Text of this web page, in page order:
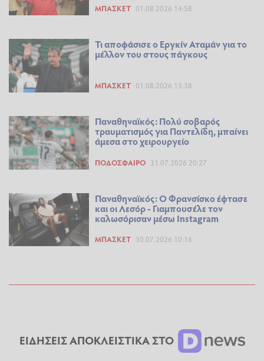
ΜΠΆΣΚΕΤ 01.08.2026 14:58
Τι αποφάσισε ο Εργκίν Αταμάν για το
μέλλον του στους πάγκους
ΜΠΆΣΚΕΤ 01.08.2026 13:38
Παναθηναϊκός: Πολύ σοβαρός
τραυματισμός για Παντελίδη, μπαίνει
άμεσα στο χειρουργείο
ΠΟΔΌΣΦΑΙΡΟ 31.07.2026 20:27
Παναθηναϊκός: Ο Φρανσίσκο έφτασε
και οι Λεσόρ - Γιαμπουσέλε τον
καλωσόρισαν μέσω Instagram
ΜΠΆΣΚΕΤ 30.07.2026 10:16
ΕΙΔΗΣΕΙΣ ΑΠΟΚΛΕΙΣΤΙΚΑ ΣΤΟ